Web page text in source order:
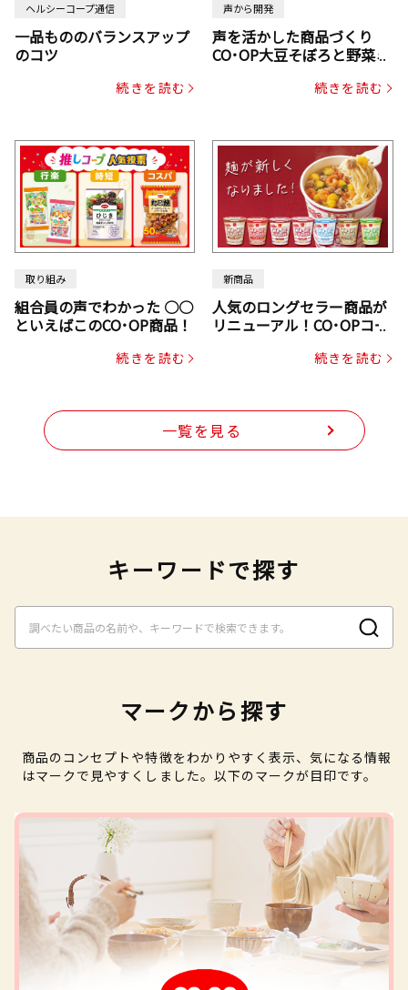
ヘルシーコープ通信
一品もののバランスアップ
のコツ
続きを読む
声から開発
声を活かした商品づくり
CO･OP大豆そぼろと野菜ミ
じん・コーン入り）続きを読む
取り組み
組合員の声でわかった ○○
といえばこのCO･OP商品！
続きを読む
新商品
人気のロングセラー商品が
リニューアル！CO･OPコー
続きを読む
一覧を見る
キーワードで探す
マークから探す
商品のコンセプトや特徴をわかりやすく表示、気になる情報
はマークで見やすくしました。以下のマークが目印です。